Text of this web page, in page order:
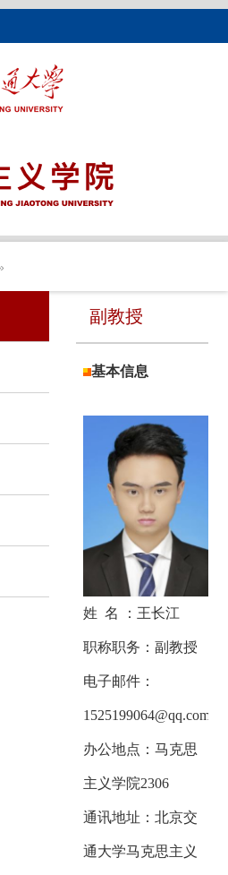
副教授
基本信息
姓 名 ：王长江
职称职务：副教授
电子邮件：
1525199064@qq.com
办公地点：马克思
主义学院2306
通讯地址：北京交
通大学马克思主义